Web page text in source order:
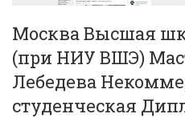
Москва Высшая
(при НИУ ВШЭ)
Лебедева
студенческая